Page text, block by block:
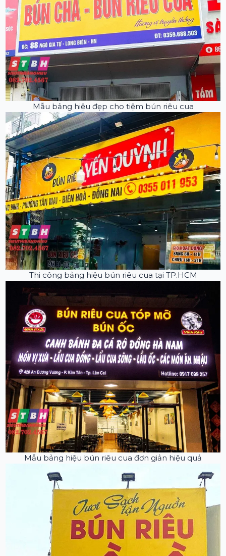
Mẫu bảng hiệu đẹp cho tiệm bún riêu cua
Thi công bảng hiệu bún riêu cua tại TP.HCM
Mẫu bảng hiệu bún riêu cua đơn giản hiệu quả